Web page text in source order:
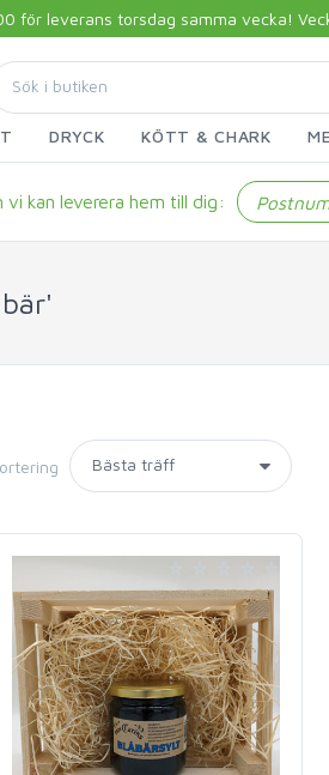
för leverans torsdag samma vecka!
DRYCK KÖTT & CHARK
vi kan leverera hem till dig: